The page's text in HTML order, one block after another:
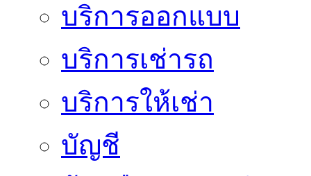
บริการออกแบบ
บริการเช่ารถ
บริการให้เช่า
บัญชี